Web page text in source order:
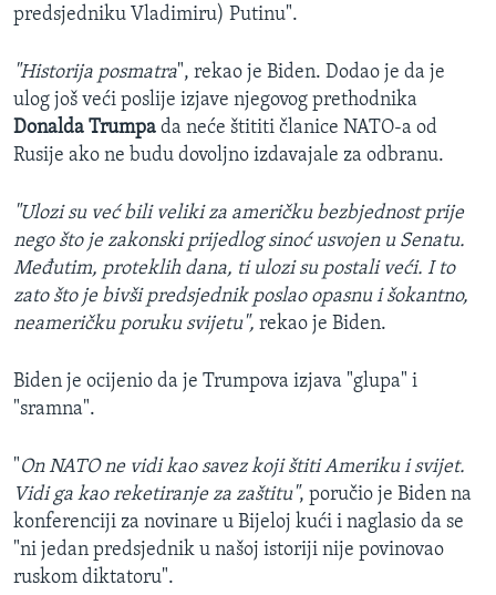
predsjedniku Vladimiru) Putinu".
"Historija posmatra", rekao je Biden. Dodao je da je
ulog još veći poslije izjave njegovog prethodnika
Donalda Trumpa da neće štititi članice NATO-a od
Rusije ako ne budu dovoljno izdavajale za odbranu.
"Ulozi su već bili veliki za američku bezbjednost prije
nego što je zakonski prijedlog sinoć usvojen u Senatu.
Međutim, proteklih dana, ti ulozi su postali veći. I to
zato što je bivši predsjednik poslao opasnu i šokantno,
neameričku poruku svijetu", rekao je Biden.
Biden je ocijenio da je Trumpova izjava "glupa" i
"sramna".
"On NATO ne vidi kao savez koji štiti Ameriku i svijet.
Vidi ga kao reketiranje za zaštitu", poručio je Biden na
konferenciji za novinare u Bijeloj kući i naglasio da se
"ni jedan predsjednik u našoj istoriji nije povinovao
ruskom diktatoru".